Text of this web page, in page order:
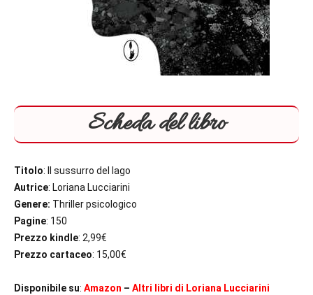
Scheda del libro
Titolo: Il sussurro del lago
Autrice: Loriana Lucciarini
Genere: Thriller psicologico
Pagine: 150
Prezzo kindle: 2,99€
Prezzo cartaceo: 15,00€
Disponibile su: Amazon – Altri libri di Loriana Lucciarini